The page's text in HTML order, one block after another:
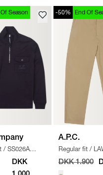
Season
/ SS026A
DKK
-50% End Of
A.P.C.
Regular fit /
CHINO
DKK 1.900